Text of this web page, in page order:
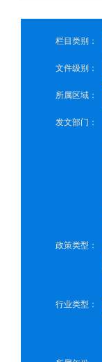
栏目类别：
文件级别：
所属区域：
发文部门：
政策类型：
行业类型：